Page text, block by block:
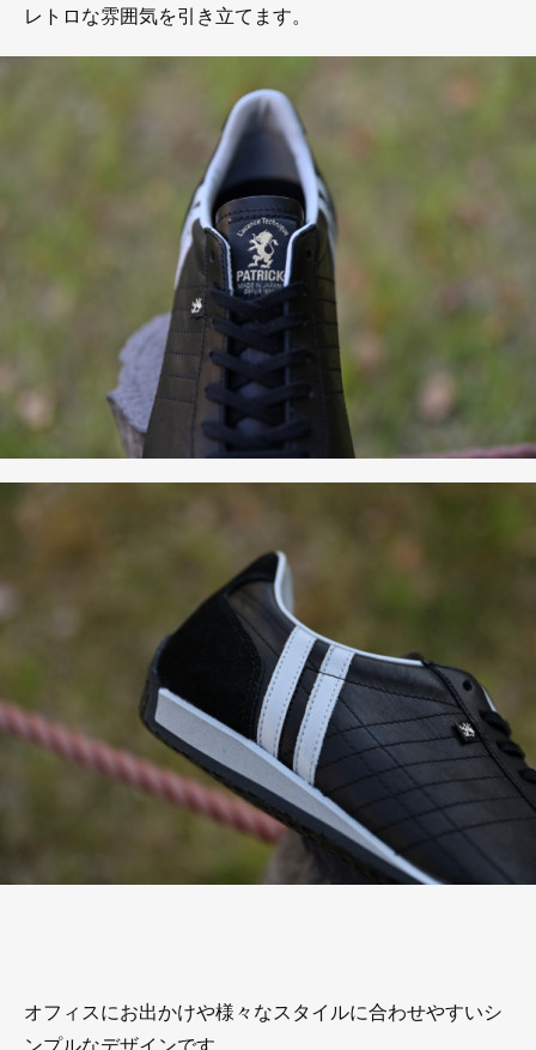
レトロな雰囲気を引き立てます。
オフィスにお出かけや様々なスタイルに合わせやすいシ